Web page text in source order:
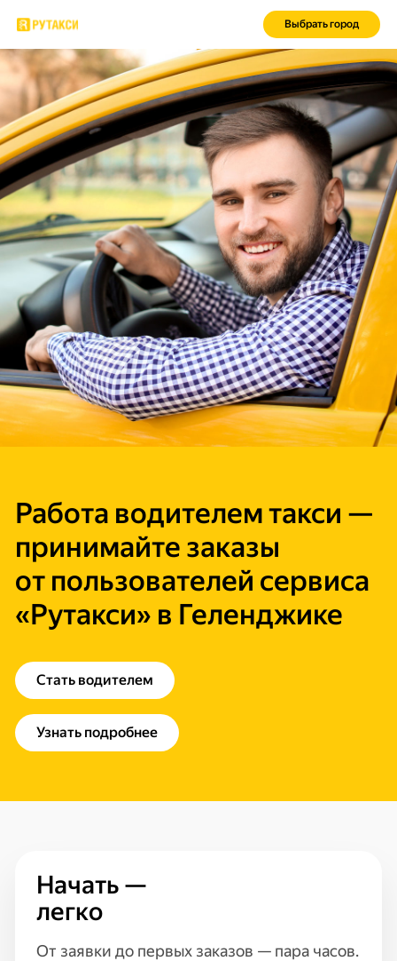
Выбрать город
Работа водителем такси —
принимайте заказы
от пользователей сервиса
«Рутакси» в Геленджике
Стать водителем
Узнать подробнее
Начать —
легко
От заявки до первых заказов — пара часов.